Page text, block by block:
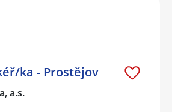
ka - Prostějov
a.s.